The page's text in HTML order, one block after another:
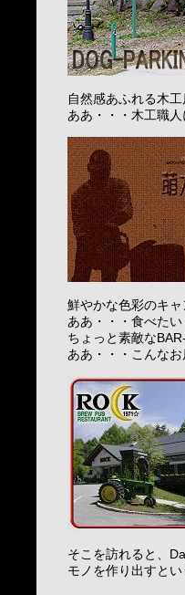
自然感あふれる木工
ああ・・・木工職人
鮮やかな色彩のキャ
ああ・・・食べたい
ちょっと素敵な
ああ・・・こんなお
そこを訪れると、
モノを作り出すとい